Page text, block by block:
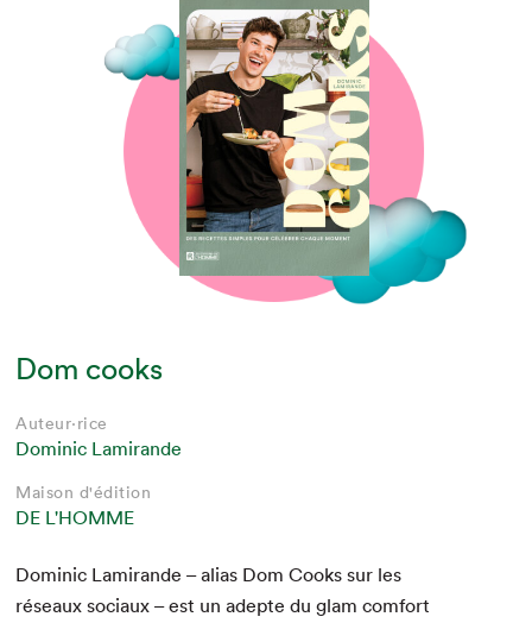
Dom cooks
Auteur·rice
Dominic Lamirande
Maison d'édition
DE L'HOMME
Dominic Lami­rande – alias Dom Cooks sur les
réseaux soci­aux – est un adepte du glam com­fort